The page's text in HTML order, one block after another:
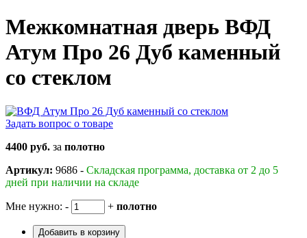
Межкомнатная дверь ВФД
Атум Про 26 Дуб каменный
со стеклом
Задать вопрос о товаре
4400 руб. за полотно
Артикул: 9686 - Складская программа, доставка от 2 до 5
дней при наличии на складе
Мне нужно: - + полотно
Добавить в корзину